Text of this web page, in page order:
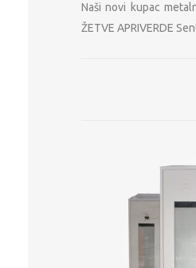
Naši novi kupac
ŽETVE APRIVERDE